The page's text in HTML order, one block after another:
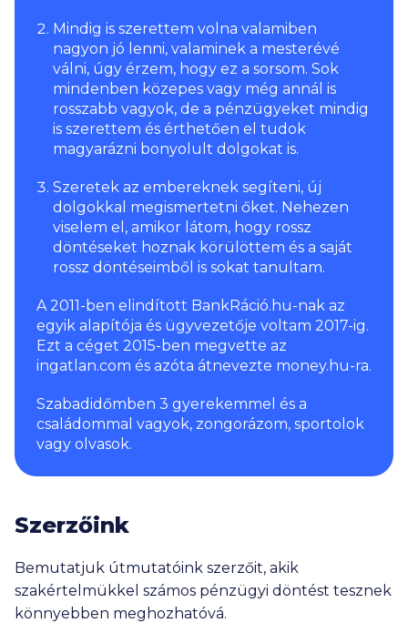
Mindig is szerettem volna valamiben
nagyon jó lenni, valaminek a mesterévé
válni, úgy érzem, hogy ez a sorsom. Sok
mindenben közepes vagy még annál is
rosszabb vagyok, de a pénzügyeket mindig
is szerettem és érthetően el tudok
magyarázni bonyolult dolgokat is.
Szeretek az embereknek segíteni, új
dolgokkal megismertetni őket. Nehezen
viselem el, amikor látom, hogy rossz
döntéseket hoznak körülöttem és a saját
rossz döntéseimből is sokat tanultam.
A 2011-ben elindított BankRáció.hu-nak az
egyik alapítója és ügyvezetője voltam 2017-ig.
Ezt a céget 2015-ben megvette az
ingatlan.com és azóta átnevezte money.hu-ra.
Szabadidőmben 3 gyerekemmel és a
családommal vagyok, zongorázom, sportolok
vagy olvasok.
Szerzőink
Bemutatjuk útmutatóink szerzőit, akik
szakértelmükkel számos pénzügyi döntést tesznek
könnyebben meghozhatóvá.